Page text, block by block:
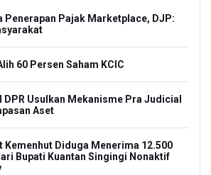
Penerapan Pajak Marketplace, DJP:
60 Persen Saham KCIC
Usulkan Mekanisme Pra Judicial
Aset
Kemenhut Diduga Menerima 12.500
Bupati Kuantan Singingi Nonaktif